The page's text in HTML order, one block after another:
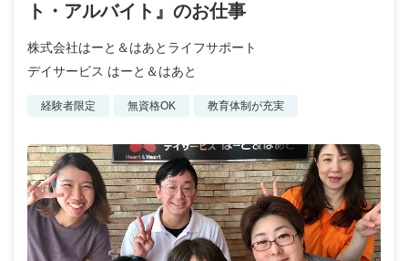
ト・アルバイト』のお仕事
株式会社はーと＆はあとライフサポート
デイサービス はーと＆はあと
経験者限定 無資格OK 教育体制が充実